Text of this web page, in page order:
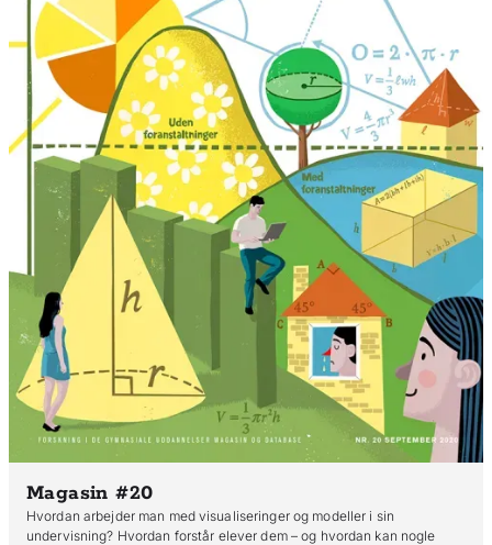
Magasin #20
Hvordan arbejder man med visualiseringer og modeller i sin
undervisning? Hvordan forstår elever dem – og hvordan kan nogle